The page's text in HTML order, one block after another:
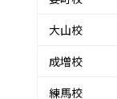
大山校
成増校
練馬校